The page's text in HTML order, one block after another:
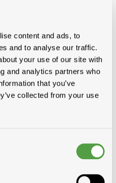
content and ads, to
and to analyse our traffic.
your use of our site with
and analytics partners who
that you’ve
collected from your use
EterflexAlu loodflex
de plomb autocollant
AlgimousBlackvernis
Imperbel liquides et colle